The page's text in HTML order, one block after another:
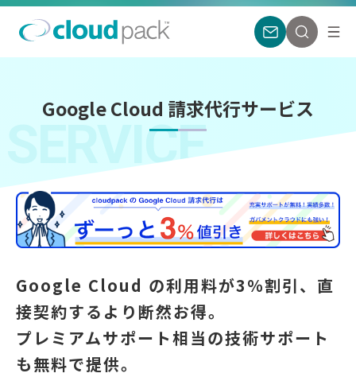
Google Cloud 請求代行サービス
SERVICE
Google Cloud の利用料が3％割引、直
接契約するより断然お得。
プレミアムサポート相当の技術サポート
も無料で提供。